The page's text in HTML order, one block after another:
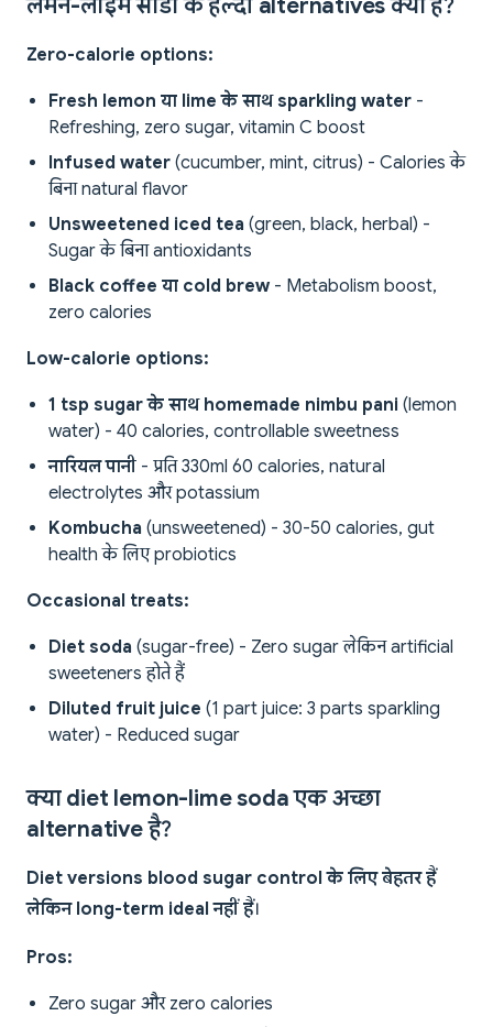
लेमन-लाइम सोडा के हेल्दी alternatives क्या हैं?
Zero-calorie options:
Fresh lemon या lime के साथ sparkling water -
Refreshing, zero sugar, vitamin C boost
Infused water (cucumber, mint, citrus) - Calories के
बिना natural flavor
Unsweetened iced tea (green, black, herbal) -
Sugar के बिना antioxidants
Black coffee या cold brew - Metabolism boost,
zero calories
Low-calorie options:
1 tsp sugar के साथ homemade nimbu pani (lemon
water) - 40 calories, controllable sweetness
नारियल पानी - प्रति 330ml 60 calories, natural
electrolytes और potassium
Kombucha (unsweetened) - 30-50 calories, gut
health के लिए probiotics
Occasional treats:
Diet soda (sugar-free) - Zero sugar लेकिन artificial
sweeteners होते हैं
Diluted fruit juice (1 part juice: 3 parts sparkling
water) - Reduced sugar
क्या diet lemon-lime soda एक अच्छा
alternative है?
Diet versions blood sugar control के लिए बेहतर हैं
लेकिन long-term ideal नहीं हैं।
Pros:
Zero sugar और zero calories